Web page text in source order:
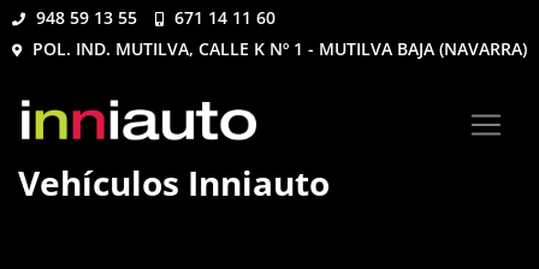
948 59 13 55
671 14 11 60
POL. IND. MUTILVA, CALLE K Nº 1 - MUTILVA BAJA (NAVARRA)
Vehículos Inniauto